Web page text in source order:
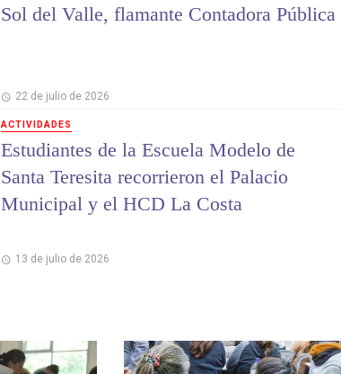
Sol del Valle, flamante Contadora Pública
22 de julio de 2026
ACTIVIDADES
Estudiantes de la Escuela Modelo de
Santa Teresita recorrieron el Palacio
Municipal y el HCD La Costa
13 de julio de 2026